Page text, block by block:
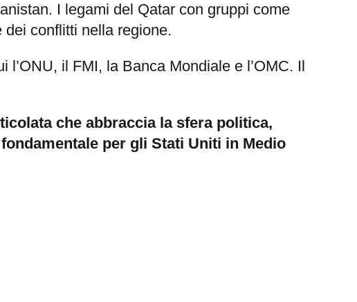
I legami del Qatar con gruppi come
conflitti nella regione.
il FMI, la Banca Mondiale e l’OMC. Il
che abbraccia la sfera politica,
per gli Stati Uniti in Medio